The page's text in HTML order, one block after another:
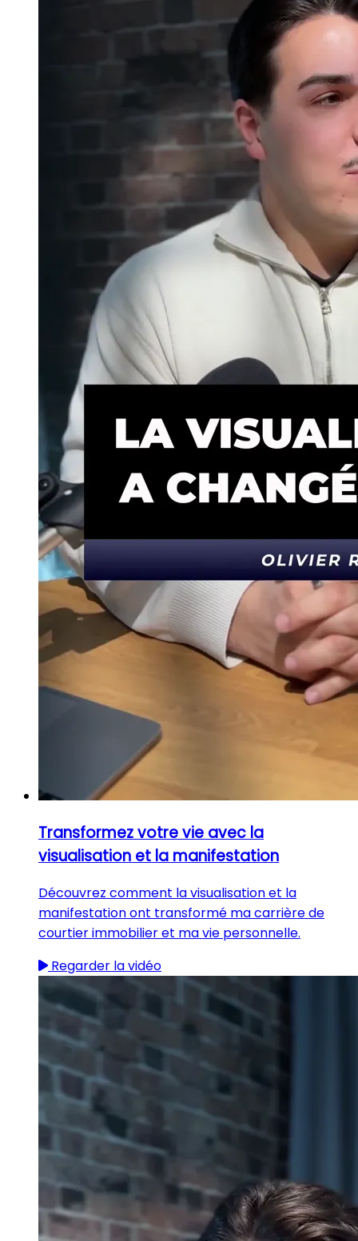
Transformez votre vie avec la
visualisation et la manifestation
Découvrez comment la visualisation et la
manifestation ont transformé ma carrière de
courtier immobilier et ma vie personnelle.
Regarder la vidéo